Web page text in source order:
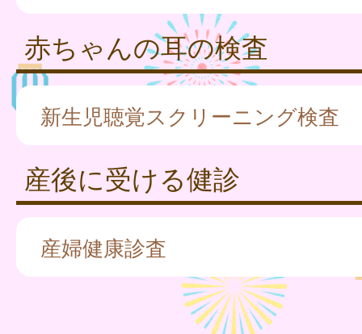
赤ちゃんの耳の検査
新生児聴覚スクリーニング検査
産後に受ける健診
産婦健康診査